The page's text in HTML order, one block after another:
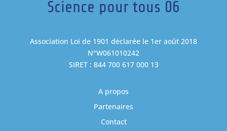
Science pour tous 06
Association Loi de 1901 déclarée le 1er août 2018
N°W061010242
SIRET : 844 700 617 000 13
A propos
Partenaires
Contact